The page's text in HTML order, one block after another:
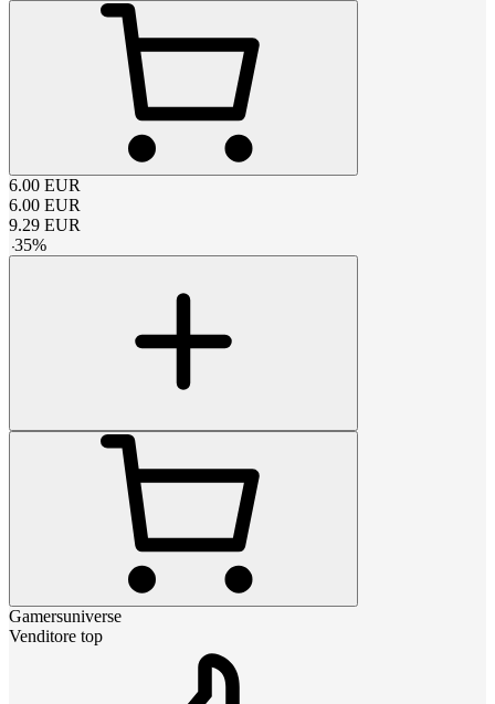
6.00 EUR
6.00 EUR
9.29 EUR
-35%
Gamersuniverse
Venditore top